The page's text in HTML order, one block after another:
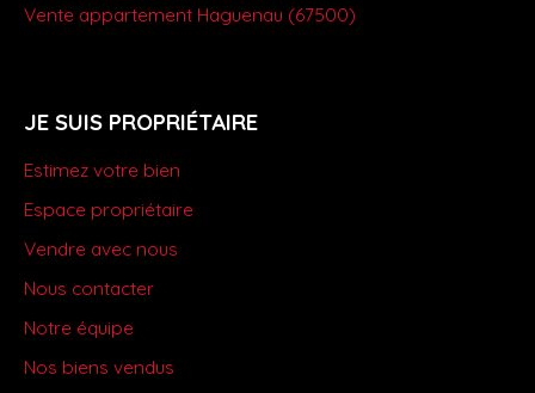
Vente appartement Haguenau (67500)
JE SUIS PROPRIÉTAIRE
Estimez votre bien
Espace propriétaire
Vendre avec nous
Nous contacter
Notre équipe
Nos biens vendus